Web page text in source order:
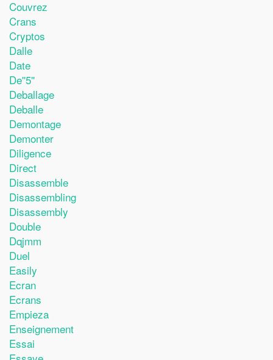
Couvrez
Crans
Cryptos
Dalle
Date
De''5''
Deballage
Deballe
Demontage
Demonter
Diligence
Direct
Disassemble
Disassembling
Disassembly
Double
Dqjmm
Duel
Easily
Ecran
Ecrans
Empieza
Enseignement
Essai